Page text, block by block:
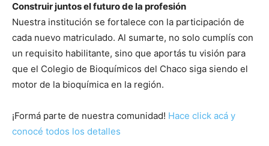
Construir juntos el futuro de la profesión
Nuestra institución se fortalece con la participación de
cada nuevo matriculado. Al sumarte, no solo cumplís con
un requisito habilitante, sino que aportás tu visión para
que el Colegio de Bioquímicos del Chaco siga siendo el
motor de la bioquímica en la región.
¡Formá parte de nuestra comunidad! Hace click acá y
conocé todos los detalles